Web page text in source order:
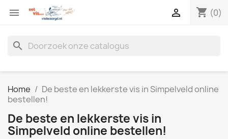
 shopping_cart (0)

search
Home
De beste en lekkerste vis in Simpelveld online
bestellen!
De beste en lekkerste vis in
Simpelveld online bestellen!